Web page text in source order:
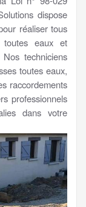
dispose
réaliser tous
toutes eaux et
techniciens
toutes eaux,
raccordements
professionnels
dans votre